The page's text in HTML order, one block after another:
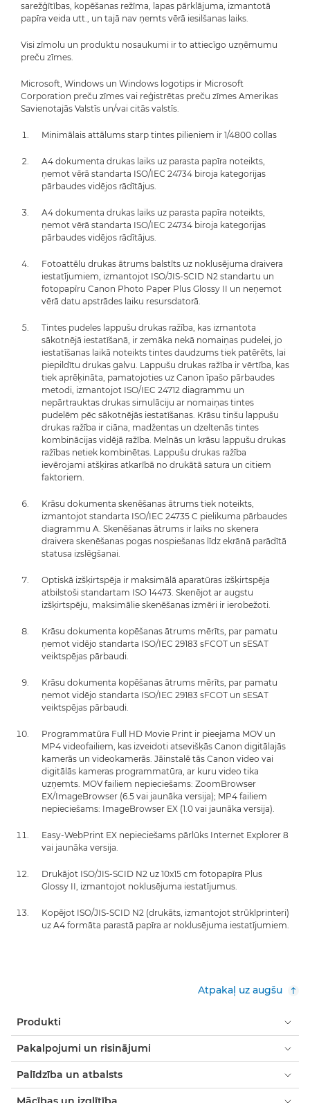
sarežģītības, kopēšanas režīma, lapas pārklājuma, izmantotā
papīra veida utt., un tajā nav ņemts vērā iesilšanas laiks.
Visi zīmolu un produktu nosaukumi ir to attiecīgo uzņēmumu
preču zīmes.
Microsoft, Windows un Windows logotips ir Microsoft
Corporation preču zīmes vai reģistrētas preču zīmes Amerikas
Savienotajās Valstīs un/vai citās valstīs.
Minimālais attālums starp tintes pilieniem ir 1/4800 collas
A4 dokumenta drukas laiks uz parasta papīra noteikts,
ņemot vērā standarta ISO/IEC 24734 biroja kategorijas
pārbaudes vidējos rādītājus.
A4 dokumenta drukas laiks uz parasta papīra noteikts,
ņemot vērā standarta ISO/IEC 24734 biroja kategorijas
pārbaudes vidējos rādītājus.
Fotoattēlu drukas ātrums balstīts uz noklusējuma draivera
iestatījumiem, izmantojot ISO/JIS-SCID N2 standartu un
fotopapīru Canon Photo Paper Plus Glossy II un neņemot
vērā datu apstrādes laiku resursdatorā.
Tintes pudeles lappušu drukas ražība, kas izmantota
sākotnējā iestatīšanā, ir zemāka nekā nomaiņas pudelei, jo
iestatīšanas laikā noteikts tintes daudzums tiek patērēts, lai
piepildītu drukas galvu. Lappušu drukas ražība ir vērtība, kas
tiek aprēķināta, pamatojoties uz Canon īpašo pārbaudes
metodi, izmantojot ISO/IEC 24712 diagrammu un
nepārtrauktas drukas simulāciju ar nomaiņas tintes
pudelēm pēc sākotnējās iestatīšanas. Krāsu tinšu lappušu
drukas ražība ir ciāna, madžentas un dzeltenās tintes
kombinācijas vidējā ražība. Melnās un krāsu lappušu drukas
ražības netiek kombinētas. Lappušu drukas ražība
ievērojami atšķiras atkarībā no drukātā satura un citiem
faktoriem.
Krāsu dokumenta skenēšanas ātrums tiek noteikts,
izmantojot standarta ISO/IEC 24735 C pielikuma pārbaudes
diagrammu A. Skenēšanas ātrums ir laiks no skenera
draivera skenēšanas pogas nospiešanas līdz ekrānā parādītā
statusa izslēgšanai.
Optiskā izšķirtspēja ir maksimālā aparatūras izšķirtspēja
atbilstoši standartam ISO 14473. Skenējot ar augstu
izšķirtspēju, maksimālie skenēšanas izmēri ir ierobežoti.
Krāsu dokumenta kopēšanas ātrums mērīts, par pamatu
ņemot vidējo standarta ISO/IEC 29183 sFCOT un sESAT
veiktspējas pārbaudi.
Krāsu dokumenta kopēšanas ātrums mērīts, par pamatu
ņemot vidējo standarta ISO/IEC 29183 sFCOT un sESAT
veiktspējas pārbaudi.
Programmatūra Full HD Movie Print ir pieejama MOV un
MP4 videofailiem, kas izveidoti atsevišķās Canon digitālajās
kamerās un videokamerās. Jāinstalē tās Canon video vai
digitālās kameras programmatūra, ar kuru video tika
uzņemts. MOV failiem nepieciešams: ZoomBrowser
EX/ImageBrowser (6.5 vai jaunāka versija); MP4 failiem
nepieciešams: ImageBrowser EX (1.0 vai jaunāka versija).
Easy-WebPrint EX nepieciešams pārlūks Internet Explorer 8
vai jaunāka versija.
Drukājot ISO/JIS-SCID N2 uz 10x15 cm fotopapīra Plus
Glossy II, izmantojot noklusējuma iestatījumus.
Kopējot ISO/JIS-SCID N2 (drukāts, izmantojot strūklprinteri)
uz A4 formāta parastā papīra ar noklusējuma iestatījumiem.
Atpakaļ uz augšu
Produkti
Pakalpojumi un risinājumi
Palīdzība un atbalsts